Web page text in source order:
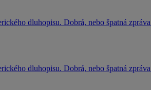
dluhopisu. Dobrá, nebo špatná
dluhopisu. Dobrá, nebo špatná